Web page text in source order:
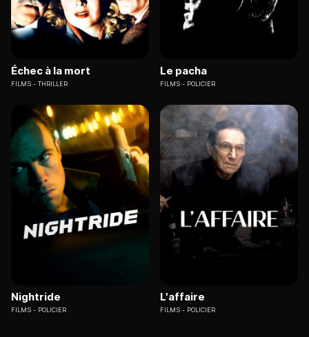
Échec à la mort
FILMS THRILLER
Le pacha
FILMS POLICIER
Nightride
FILMS POLICIER
L'affaire
FILMS POLICIER